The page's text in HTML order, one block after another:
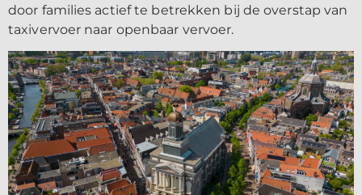
door families actief te betrekken bij de overstap van
taxivervoer naar openbaar vervoer.